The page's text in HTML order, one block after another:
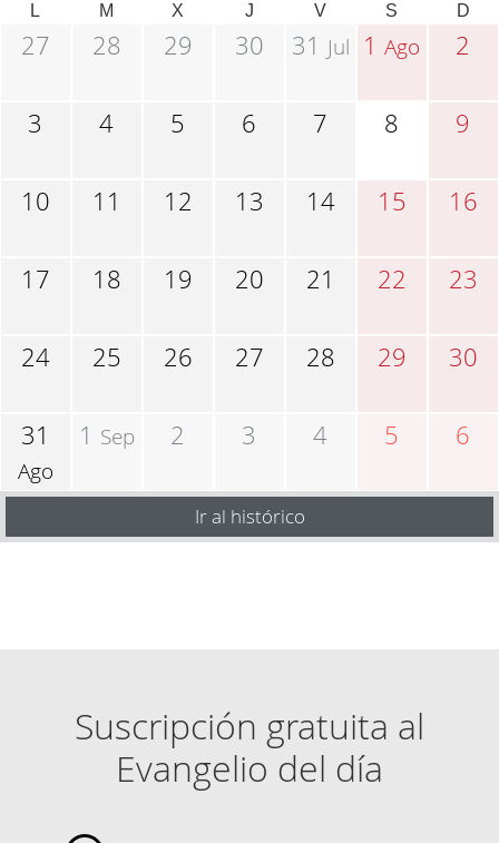
L M X J V S D
27 28 29 30 31 Jul 1Ago 2
3 4 5 6 7 8 9
10 11 12 13 14 15 16
17 18 19 20 21 22 23
24 25 26 27 28 29 30
31
Ago
1 Sep 2 3 4 5 6
Ir al histórico
Suscripción gratuita al
Evangelio del día